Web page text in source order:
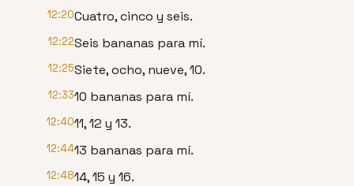
12:20Cuatro, cinco y seis.
12:22Seis bananas para mí.
12:25Siete, ocho, nueve, 10.
12:3310 bananas para mí.
12:4011, 12 y 13.
12:4413 bananas para mí.
12:4814, 15 y 16.